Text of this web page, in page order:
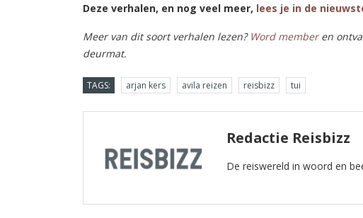
Deze verhalen, en nog veel meer, lees je in de
Meer van dit soort verhalen lezen? Word memberen
deurmat.
TAGS: arjan kers avila reizen reisbizz tui
Redactie Reisbizz
De reiswereld in woord en